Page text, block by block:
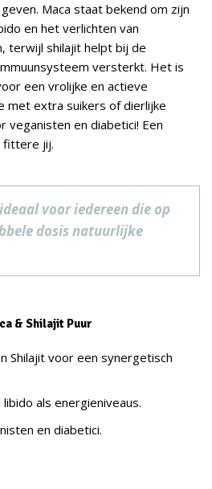
Maca staat bekend om zijn
en het verlichten van
terwijl shilajit helpt bij de
versterkt. Het is
een vrolijke en actieve
met extra suikers of dierlijke
veganisten en diabetici! Een
fittere jij.
voor iedereen die op
dosis natuurlijke
& Shilajit Puur
Shilajit voor een synergetisch
als energieniveaus.
en diabetici.